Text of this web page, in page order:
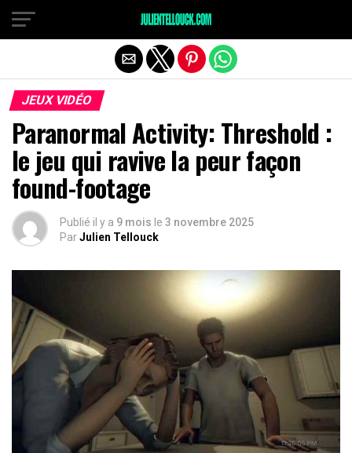
JEUX VIDÉO
Paranormal Activity: Threshold :
le jeu qui ravive la peur façon
found-footage
Publié il y a 9 mois le 3 novembre 2025
ParJulien Tellouck